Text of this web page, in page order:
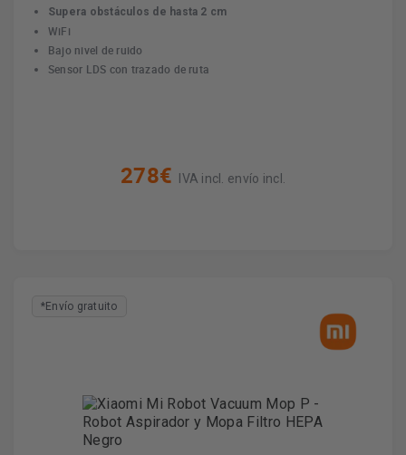
Supera obstáculos de hasta 2 cm
WiFi
Bajo nivel de ruido
Sensor LDS con trazado de ruta
278€ IVA incl. envío incl.
*Envío gratuito